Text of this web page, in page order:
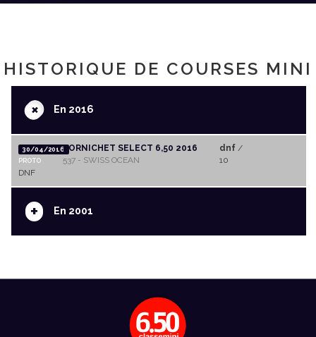
HISTORIQUE DE COURSES MINI
+En 2016
30/04/2016
PROTO
PORNICHET SELECT 6,50 2016
537 - SWISS OCEAN
dnf/
10
DNF
+ En 2001